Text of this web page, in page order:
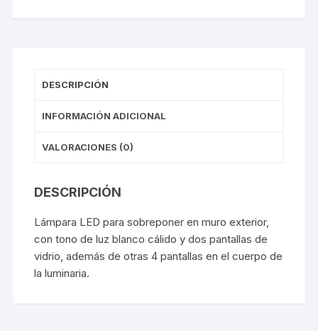
DESCRIPCIÓN
INFORMACIÓN ADICIONAL
VALORACIONES (0)
DESCRIPCIÓN
Lámpara LED para sobreponer en muro exterior,
con tono de luz blanco cálido y dos pantallas de
vidrio, además de otras 4 pantallas en el cuerpo de
la luminaria.